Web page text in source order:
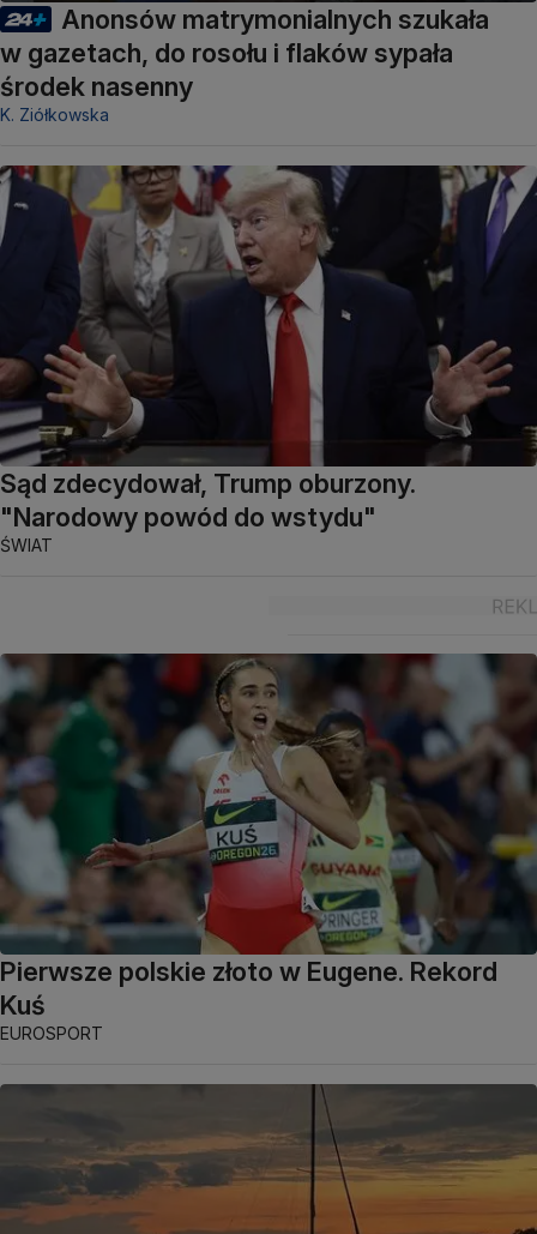
Anonsów matrymonialnych szukała
w gazetach, do rosołu i flaków sypała
środek nasenny
K. Ziółkowska
Sąd zdecydował, Trump oburzony.
"Narodowy powód do wstydu"
ŚWIAT
Pierwsze polskie złoto w Eugene. Rekord
Kuś
EUROSPORT